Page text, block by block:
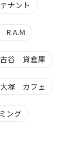
ナント
R.A.M
谷 貸倉庫
塚 カフェ
ング